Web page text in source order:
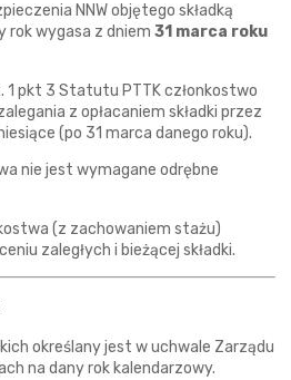
NNW objętego składką
rok wygasa z dniem 31 marca roku
1 pkt 3 Statutu PTTK członkostwo
z opłacaniem składki przez
(po 31 marca danego roku).
nie jest wymagane odrębne
(z zachowaniem stażu)
zaległych i bieżącej składki.
określany jest w uchwale Zarządu
na dany rok kalendarzowy.